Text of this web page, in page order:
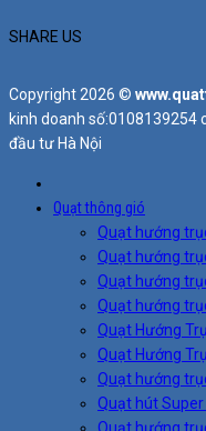
SHARE US
Copyright 2026 ©
kinh doanh số:0108139254
đầu tư Hà Nội
Quạt thông gió
Quạt hướng
Quạt hướng
Quạt hướng
Quạt hướng
Quạt Hướng
Quạt Hướng
Quạt hướng
Quạt hút Super